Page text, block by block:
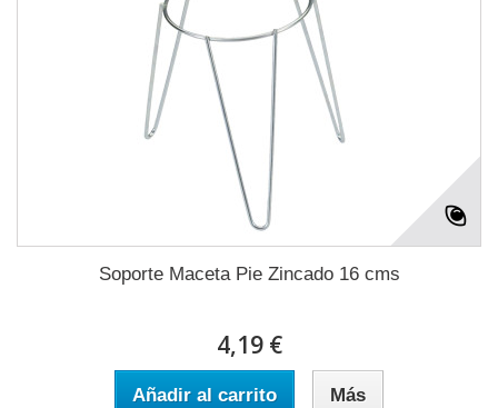
Soporte Maceta Pie Zincado 16 cms
4,19 €
Añadir al carrito Más